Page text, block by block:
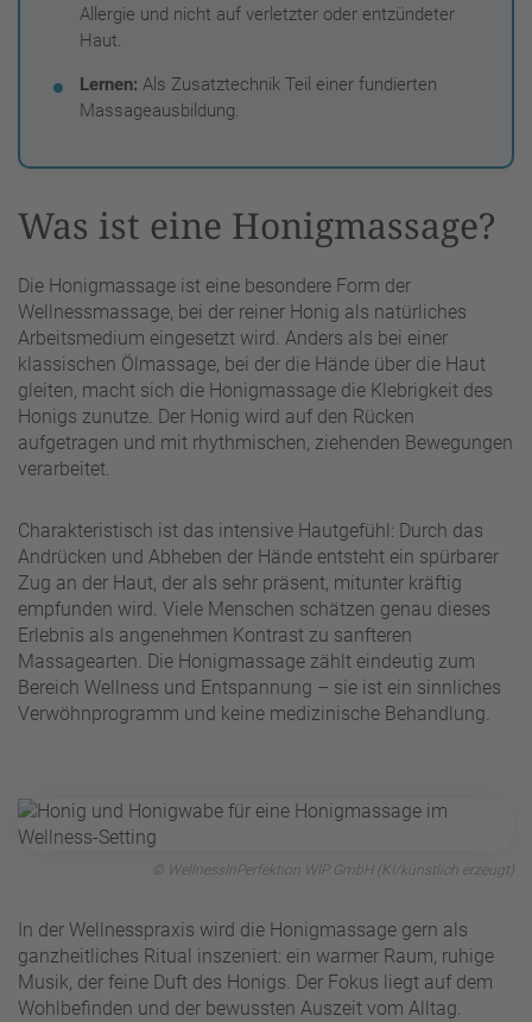
Allergie und nicht auf verletzter oder entzündeter
Haut.
Lernen: Als Zusatztechnik Teil einer fundierten
Massageausbildung.
Was ist eine Honigmassage?
Die Honigmassage ist eine besondere Form der
Wellnessmassage, bei der reiner Honig als natürliches
Arbeitsmedium eingesetzt wird. Anders als bei einer
klassischen Ölmassage, bei der die Hände über die Haut
gleiten, macht sich die Honigmassage die Klebrigkeit des
Honigs zunutze. Der Honig wird auf den Rücken
aufgetragen und mit rhythmischen, ziehenden Bewegungen
verarbeitet.
Charakteristisch ist das intensive Hautgefühl: Durch das
Andrücken und Abheben der Hände entsteht ein spürbarer
Zug an der Haut, der als sehr präsent, mitunter kräftig
empfunden wird. Viele Menschen schätzen genau dieses
Erlebnis als angenehmen Kontrast zu sanfteren
Massagearten. Die Honigmassage zählt eindeutig zum
Bereich Wellness und Entspannung – sie ist ein sinnliches
Verwöhnprogramm und keine medizinische Behandlung.
© WellnessInPerfektion WIP GmbH (KI/künstlich erzeugt)
In der Wellnesspraxis wird die Honigmassage gern als
ganzheitliches Ritual inszeniert: ein warmer Raum, ruhige
Musik, der feine Duft des Honigs. Der Fokus liegt auf dem
Wohlbefinden und der bewussten Auszeit vom Alltag.